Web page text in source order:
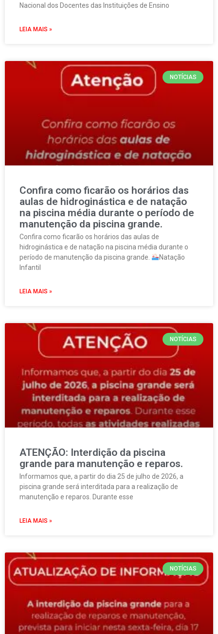
Nacional dos Docentes das Instituições de Ensino
LEIA MAIS »
NOTÍCIAS
Confira como ficarão os horários das
aulas de hidroginástica e de natação
na piscina média durante o período de
manutenção da piscina grande.
Confira como ficarão os horários das aulas de
hidroginástica e de natação na piscina média durante o
período de manutenção da piscina grande.
Natação
Infantil
LEIA MAIS »
NOTÍCIAS
ATENÇÃO: Interdição da piscina
grande para manutenção e reparos.
Informamos que, a partir do dia 25 de julho de 2026, a
piscina grande será interditada para a realização de
manutenção e reparos. Durante esse
LEIA MAIS »
NOTÍCIAS